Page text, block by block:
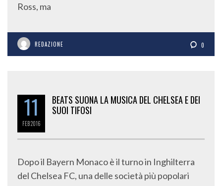
Ross, ma
REDAZIONE 0
11
FEB2016
BEATS SUONA LA MUSICA DEL CHELSEA E DEI
SUOI TIFOSI
Dopo il Bayern Monaco è il turno in Inghilterra
del Chelsea FC, una delle società più popolari